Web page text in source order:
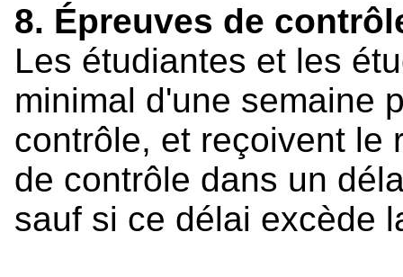
8. Épreuves de
Les étudiantes et les
minimal d'une semaine
contrôle, et reçoivent le
de contrôle dans un
sauf si ce délai excède